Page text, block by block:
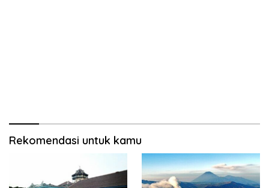
Rekomendasi untuk kamu